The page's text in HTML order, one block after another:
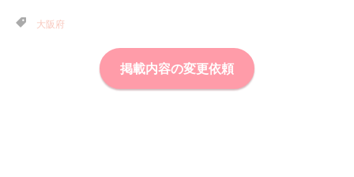
大阪府
掲載内容の変更依頼